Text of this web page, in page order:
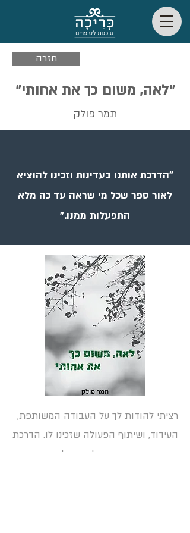
חזרה
"לאה, משום כך את אחותי"
תמר פולק
״הדרכת אותנו בעדינות וזכינו להוציא
לאור ספר שכל מי שראה עד כה מלא
התפעלות ממנו.״
רציתי להודות לך על העבודה המשותפת,
העידוד, ושיתוף הפעולה שזכינו לו. הדרכת
אותנו בעדינות וזכינו להוציא לאור ספר